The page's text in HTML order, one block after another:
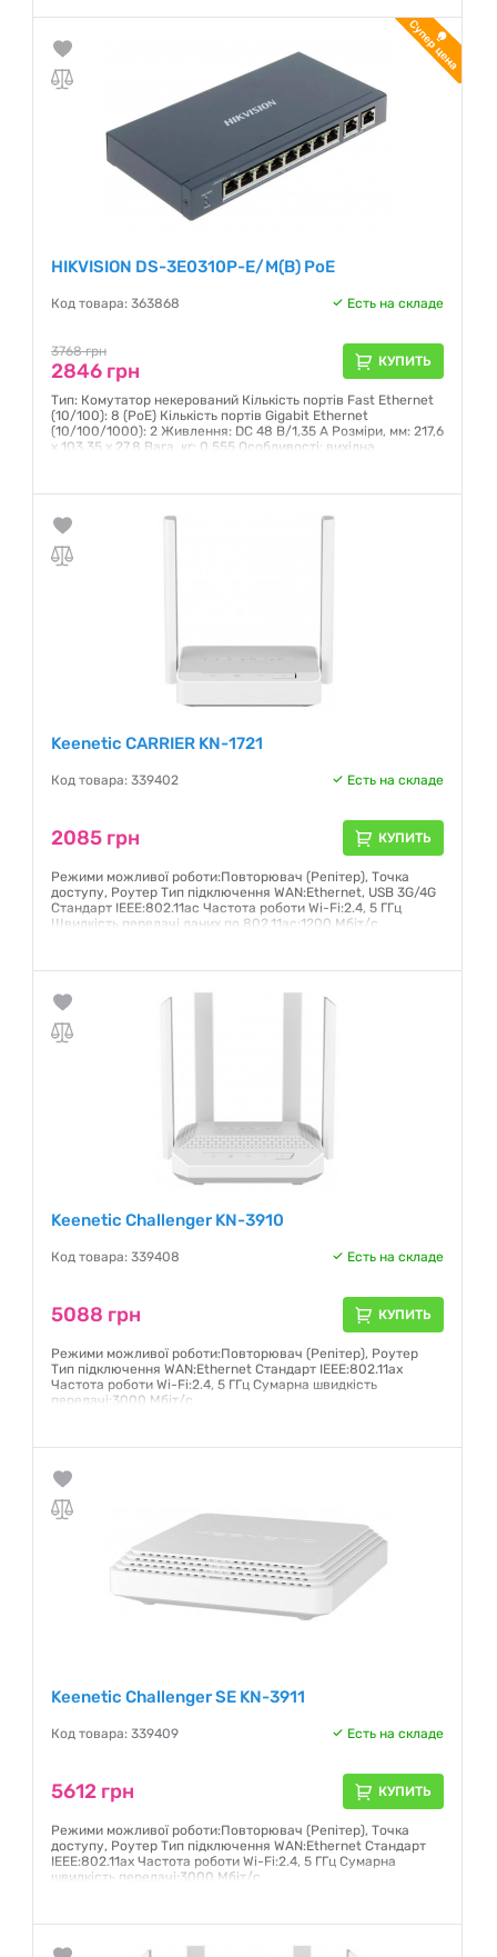
HIKVISION DS-3E0310P-E/M(B) PoE
Код товара: 363868 Есть на складе
3768 грн
2846 грн КУПИТЬ
Тип: Комутатор некерований Кількість портів Fast Ethernet
(10/100): 8 (PoE) Кількість портів Gigabit Ethernet
(10/100/1000): 2 Живлення: DC 48 В/1,35 А Розміри, мм: 217,6
x 103,35 x 27,8 Вага, кг: 0,555 Особливості: вихідна
Гарантия:24 месяца
Keenetic CARRIER KN-1721
Код товара: 339402 Есть на складе
2085 грн КУПИТЬ
Режими можливої роботи:Повторювач (Репітер), Точка
доступу, Роутер Тип підключення WAN:Ethernet, USB 3G/4G
Стандарт IEEE:802.11ас Частота роботи Wi-Fi:2.4, 5 ГГц
Швидкість передачі даних по 802.11ac:1200 Мбіт/с
Keenetic Challenger KN-3910
Код товара: 339408 Есть на складе
5088 грн КУПИТЬ
Режими можливої роботи:Повторювач (Репітер), Роутер
Тип підключення WAN:Ethernet Стандарт IEEE:802.11ax
Частота роботи Wi-Fi:2.4, 5 ГГц Сумарна швидкість
передачі:3000 Мбіт/с
Keenetic Challenger SE KN-3911
Код товара: 339409 Есть на складе
5612 грн КУПИТЬ
Режими можливої роботи:Повторювач (Репітер), Точка
доступу, Роутер Тип підключення WAN:Ethernet Стандарт
IEEE:802.11ax Частота роботи Wi-Fi:2.4, 5 ГГц Сумарна
швидкість передачі:3000 Мбіт/с